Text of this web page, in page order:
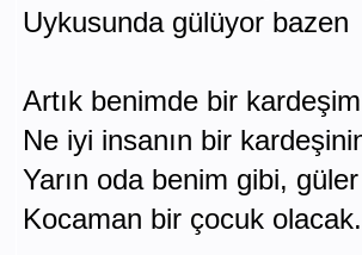
Uykusunda gülüyor bazen
Artık benimde bir
Ne iyi insanın bir
Yarın oda benim gibi,
Kocaman bir çocuk olacak.